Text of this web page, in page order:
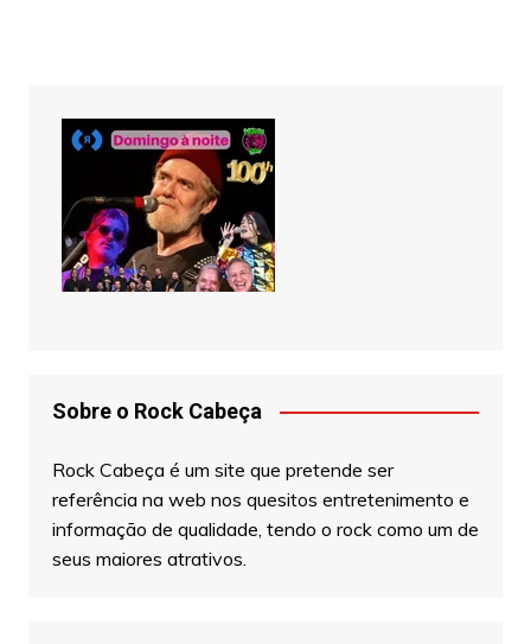
Sobre o Rock Cabeça
Rock Cabeça é um site que pretende ser
referência na web nos quesitos entretenimento e
informação de qualidade, tendo o rock como um de
seus maiores atrativos.